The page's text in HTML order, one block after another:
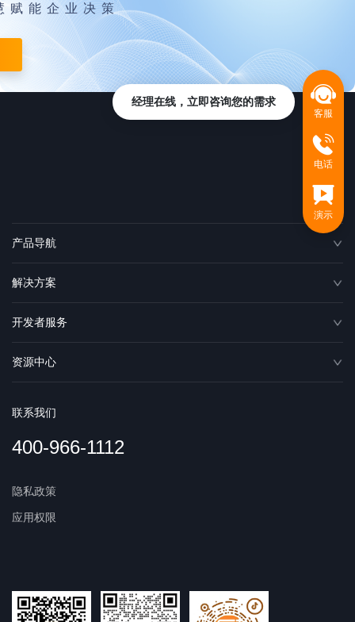
赋能企业决策
产品导航
解决方案
开发者服务
资源中心
联系我们
400-966-1112
隐私政策
应用权限
客服
电话
演示
经理在线，立即咨询您的需求